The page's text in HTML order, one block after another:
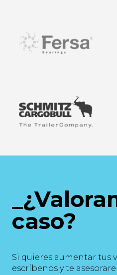
caso?
Si quieres aumentar tus
escríbenos y te